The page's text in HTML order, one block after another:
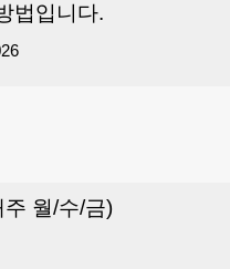
법입니다.
월/수/금)